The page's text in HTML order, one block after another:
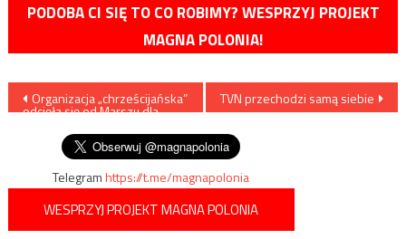
PODOBA CI SIĘ TO CO ROBIMY? WESPRZYJ PROJEKT
MAGNA POLONIA!
Nawigacja
wpisu
Organizacja „chrześcijańska”
odcięła się od Marszu dla
TVN przechodzi samą siebie
Telegramhttps://t.me/magnapolonia
WESPRZYJ PROJEKT MAGNA POLONIA